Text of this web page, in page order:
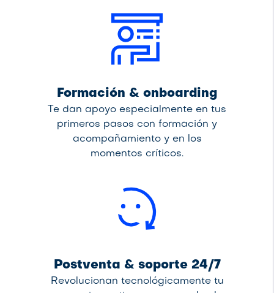
Formación & onboarding
Te dan apoyo especialmente en tus
primeros pasos con formación y
acompañamiento y en los
momentos críticos.
Postventa & soporte 24/7
Revolucionan tecnológicamente tu